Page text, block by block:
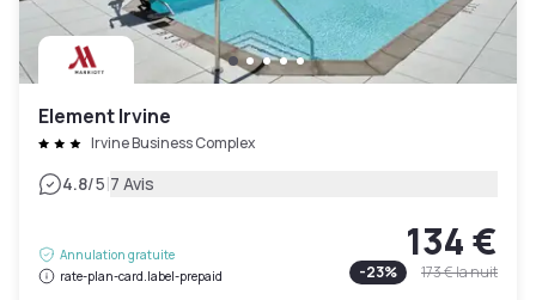
Element Irvine
Irvine Business Complex
4.8/5|7 Avis
Annulation gratuite
rate-plan-card.label-prepaid
134 €
-23% 173 €la nuit